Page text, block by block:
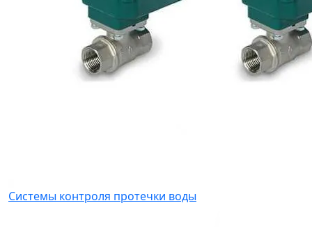
Системы контроля протечки воды